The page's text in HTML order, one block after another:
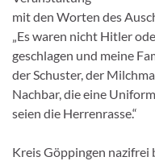
mit den Worten des
„Es waren nicht Hitler
geschlagen und meine
der Schuster, der
Nachbar, die eine
seien die Herrenrasse.“
KreisGöppingen nazifrei